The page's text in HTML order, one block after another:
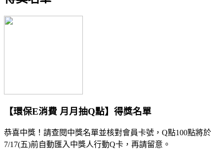
【環保E消費 月月抽Q點】得獎名單
恭喜中獎！請查閱中獎名單並核對會員卡號，Q點100點將於
7/17(五)前自動匯入中獎人行動Q卡，再請留意。